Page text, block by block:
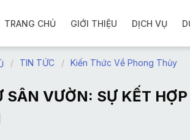
TRANG CHỦ GIỚI THIỆU DỊCH VỤ
TIN TỨC Kiến Thức Về Phong Thủy
SÂN VƯỜN: SỰ KẾT